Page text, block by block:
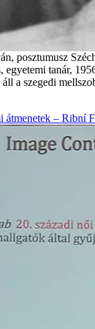
posztumusz
tanár,
a szegedi
átmenetek – Ribní